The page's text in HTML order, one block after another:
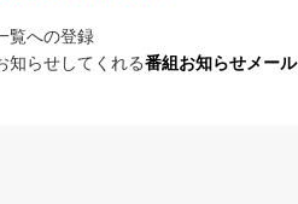
覧への登録
知らせしてくれる番組お知らせメール